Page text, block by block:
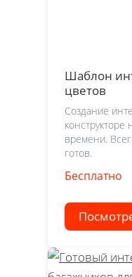
Шаблон
цветов
Создание
времени.
готов.
Бесплатно